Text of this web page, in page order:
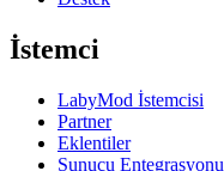
İstemci
LabyMod İstemcisi
Partner
Eklentiler
Sunucu Entegrasyonu